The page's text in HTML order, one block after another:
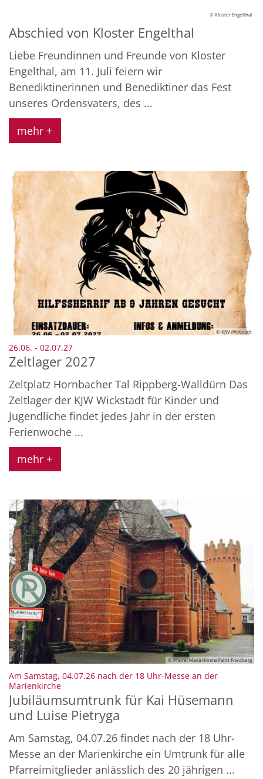
© Kloster Engelthal
Abschied von Kloster Engelthal
Liebe Freundinnen und Freunde von Kloster
Engelthal, am 11. Juli feiern wir
Benediktinerinnen und Benediktiner das Fest
unseres Ordensvaters, des ...
mehr +
© KJW Wickstadt
26.06. - 02.07.27:
Zeltlager 2027
Zeltplatz Hornbacher Tal Rippberg-Walldürn Das
Zeltlager der KJW Wickstadt für Kinder und
Jugendliche findet jedes Jahr in der ersten
Ferienwoche ...
mehr +
© Pfarrei Mariä Himmelfahrt Friedberg
Am Samstag, 04.07.26 nach der 18 Uhr-Messe an der
Marienkirche:
Jubiläumsumtrunk für Kai Hüsemann
und Luise Pietryga
Am Samstag, 04.07.26 findet nach der 18 Uhr-
Messe an der Marienkirche ein Umtrunk für alle
Pfarreimitglieder anlässlich des 20 jährigen ...